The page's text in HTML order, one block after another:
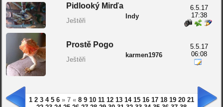
Pidlooký Mirďa
Ještěři
Indy
6.5.17
17:38
Prostě Pogo
Ještěři
karmen1976
5.5.17
06:08
1 2 3 4 5 6 » 7 « 8 9 10 11 12 13 14 15 16 17 18 19 20 21